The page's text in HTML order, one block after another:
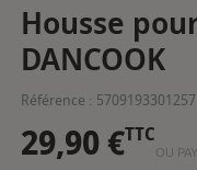
Housse
DANCOOK
Référence : 5709193301257
29,90 €TTC
OU